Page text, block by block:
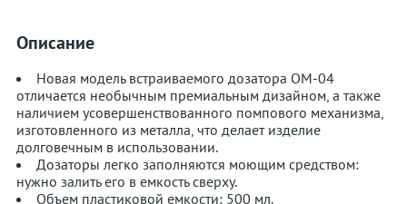
Описание
Новая модель встраиваемого дозатора OM-04
отличается необычным премиальным дизайном, а также
наличием усовершенствованного помпового механизма,
изготовленного из металла, что делает изделие
долговечным в использовании.
Дозаторы легко заполняются моющим средством:
нужно залить его в емкость сверху.
Объем пластиковой емкости: 500 мл.